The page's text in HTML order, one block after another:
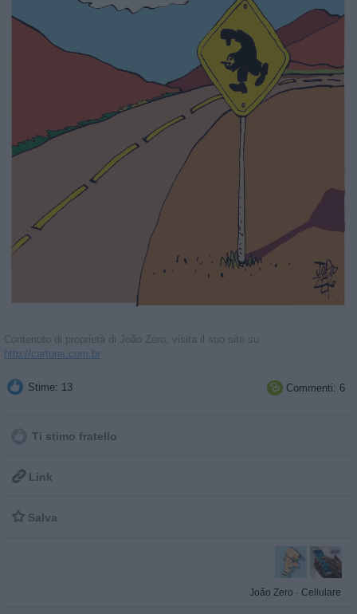
Contenuto di proprietà di João Zero, visita il suo sito su
http://cartuns.com.br
Stime: 13  Commenti: 6
Ti stimo fratello
 Link
 Salva
João Zero · Cellulare